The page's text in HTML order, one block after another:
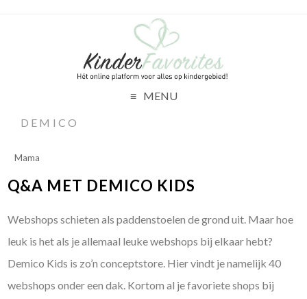
MENU
DEMICO
Mama
Q&A MET DEMICO KIDS
Webshops schieten als paddenstoelen de grond uit. Maar hoe
leuk is het als je allemaal leuke webshops bij elkaar hebt?
Demico Kids is zo’n conceptstore. Hier vindt je namelijk 40
webshops onder een dak. Kortom al je favoriete shops bij